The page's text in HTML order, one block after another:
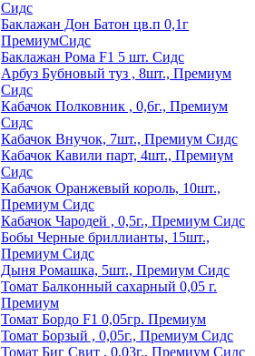
Сидс
Баклажан Дон Батон цв.п 0,1г
ПремиумСидс
Баклажан Рома F1 5 шт. Сидс
Арбуз Бубновый туз , 8шт., Премиум
Сидс
Кабачок Полковник , 0,6г., Премиум
Сидс
Кабачок Внучок, 7шт., Премиум Сидс
Кабачок Кавили парт, 4шт., Премиум
Сидс
Кабачок Оранжевый король, 10шт.,
Премиум Сидс
Кабачок Чародей , 0,5г., Премиум Сидс
Бобы Черные бриллианты, 15шт.,
Премиум Сидс
Дыня Ромашка, 5шт., Премиум Сидс
Томат Бaлкoнный caxapный 0,05 г.
Пpeмиyм
Томат Бордо F1 0,05гр. Премиум
Томат Борзый , 0,05г., Премиум Сидс
Томат Биг Свит , 0,03г., Премиум Сидс